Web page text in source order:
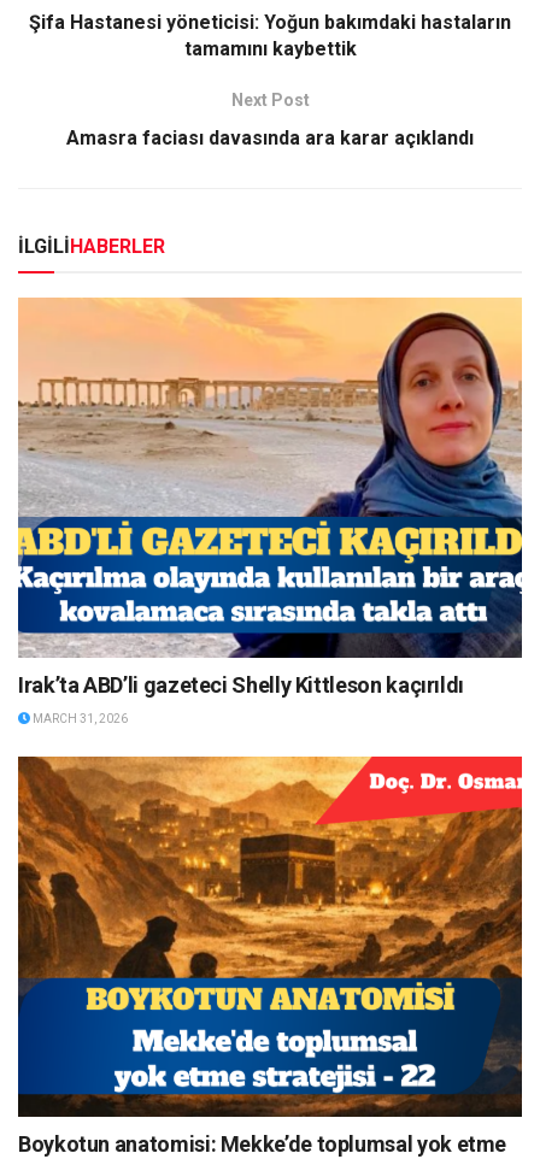
Şifa Hastanesi yöneticisi: Yoğun bakımdaki hastaların
tamamını kaybettik
Next Post
Amasra faciası davasında ara karar açıklandı
İLGİLİHABERLER
Irak’ta ABD’li gazeteci Shelly Kittleson kaçırıldı
MARCH 31, 2026
Boykotun anatomisi: Mekke’de toplumsal yok etme